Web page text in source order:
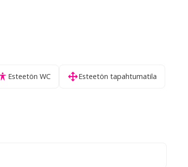
Esteetön WC Esteetön tapahtumatila